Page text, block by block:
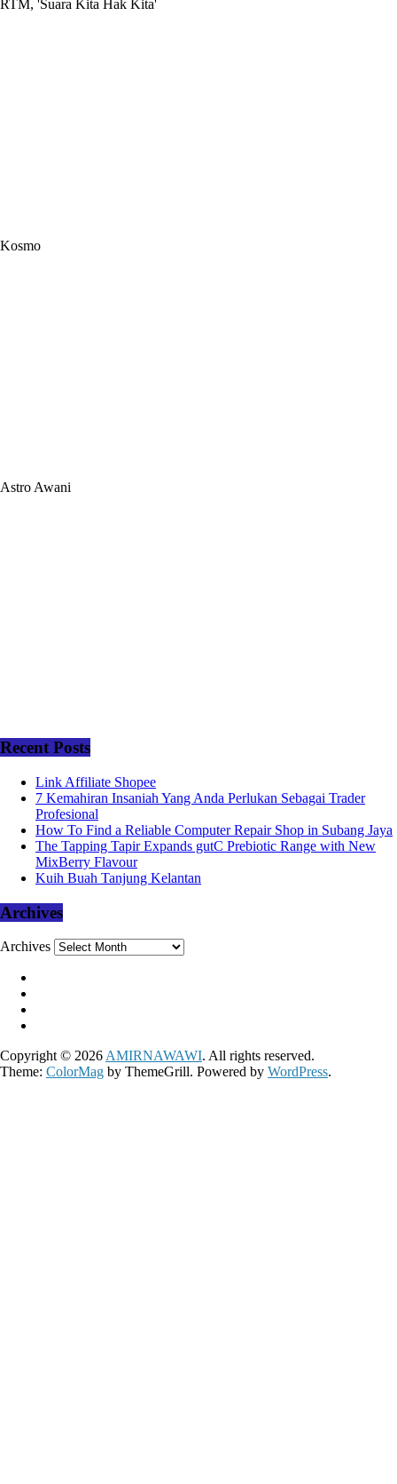
RTM, 'Suara Kita Hak Kita'
Kosmo
Astro Awani
Recent Posts
Link Affiliate Shopee
7 Kemahiran Insaniah Yang Anda Perlukan Sebagai Trader
Profesional
How To Find a Reliable Computer Repair Shop in Subang Jaya
The Tapping Tapir Expands gutC Prebiotic Range with New
MixBerry Flavour
Kuih Buah Tanjung Kelantan
Archives
Archives
Copyright © 2026 AMIRNAWAWI. All rights reserved.
Theme: ColorMag by ThemeGrill. Powered by WordPress.